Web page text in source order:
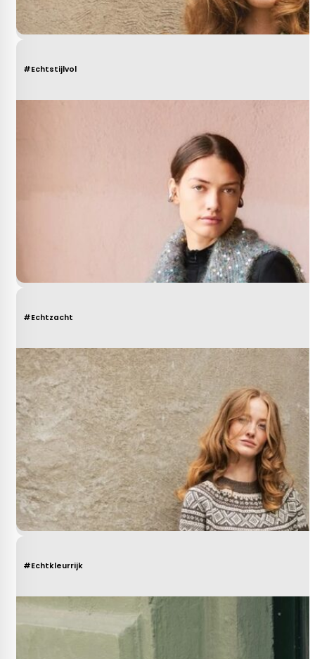
#Echtstijlvol
#Echtzacht
#Echtkleurrijk